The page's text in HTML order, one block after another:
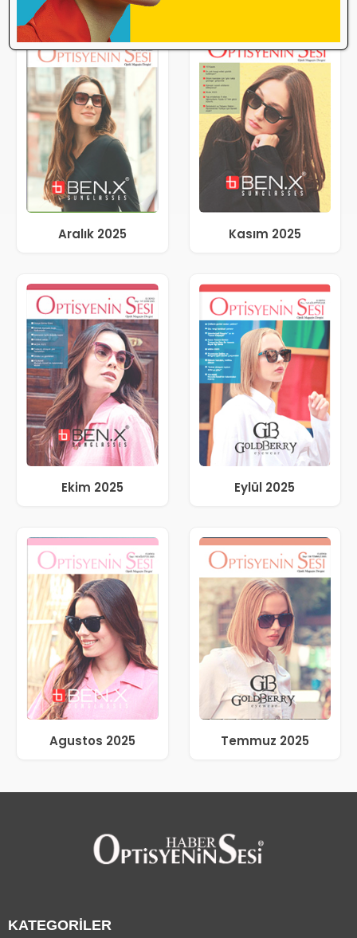
Aralık 2025 Kasım 2025
Ekim 2025 Eylül 2025
Agustos 2025 Temmuz 2025
KATEGORİLER